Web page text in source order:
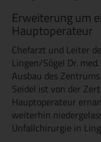
Erweiterung um
Hauptoperateur
Chefarzt und Leiter
Lingen/Sögel Dr.
Ausbau des
Seidel ist von der
Hauptoperateur
weiterhin
Unfallchirurgie in